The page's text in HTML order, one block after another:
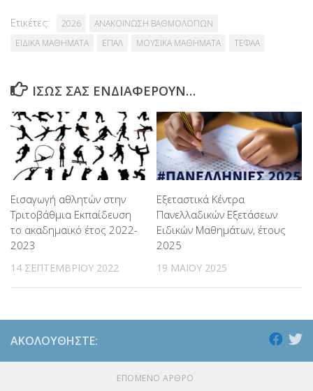
Ετικέτες: 2026
ΑΝΑΚΟΙΝΩΣΗ ΒΑΘΜΟΛΟΓΙΩΝ
ΕΙΔΙΚΑ ΜΑΘΗΜΑΤΑ
ΕΠΑΛ ΜΟΥΣΙΚΑ ΜΑΘΗΜΑΤΑ ΤΕΦΑΑ
ΊΣΩΣ ΣΑΣ ΕΝΔΙΑΦΈΡΟΥΝ…
Εισαγωγή αθλητών στην
Tριτοβάθμια Eκπαίδευση
το ακαδημαϊκό έτος 2022-
2023
14 ΣΕΠΤΕΜΒΡΊΟΥ 2022
Εξεταστικά Κέντρα
Πανελλαδικών Εξετάσεων
Ειδικών Μαθημάτων, έτους
2025
19 ΜΑΪ́ΟΥ 2025
ΑΚΟΛΟΥΘΉΣΤΕ:
ΕΠΌΜΕΝΟ ΆΡΘΡΟ